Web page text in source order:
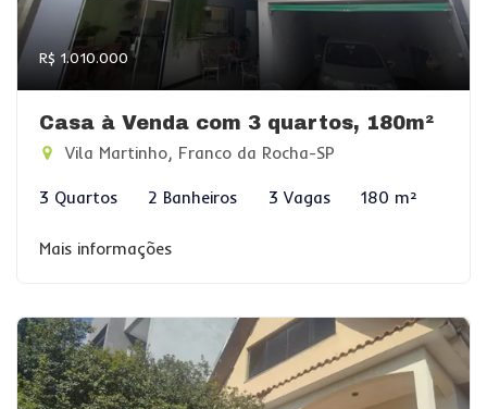
R$ 1.010.000
Casa à Venda com 3 quartos, 180m²
Vila Martinho, Franco da Rocha-SP
3 Quartos 2 Banheiros 3 Vagas 180 m²
Mais informações